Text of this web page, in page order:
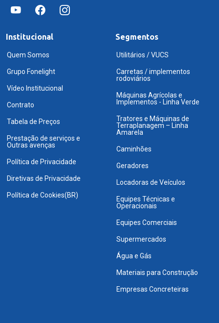
Institucional
Quem Somos
Grupo Fonelight
Vídeo Institucional
Contrato
Tabela de Preços
Prestação de serviços e
Outras avenças
Política de Privacidade
Diretivas de Privacidade
Política de Cookies(BR)
Segmentos
Utilitários / VUCS
Carretas / implementos
rodoviários
Máquinas Agrícolas e
Implementos - Linha Verde
Tratores e Máquinas de
Terraplanagem – Linha
Amarela
Caminhões
Geradores
Locadoras de Veículos
Equipes Técnicas e
Operacionais
Equipes Comerciais
Supermercados
Água e Gás
Materiais para Construção
Empresas Concreteiras